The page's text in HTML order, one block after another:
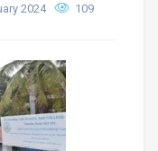
2024 109